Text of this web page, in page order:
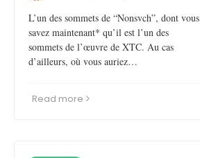
L’un des sommets de “Nonsvch”, dont vous
savez maintenant* qu’il est l’un des
sommets de l’œuvre de XTC. Au cas
d’ailleurs, où vous auriez…
Read more